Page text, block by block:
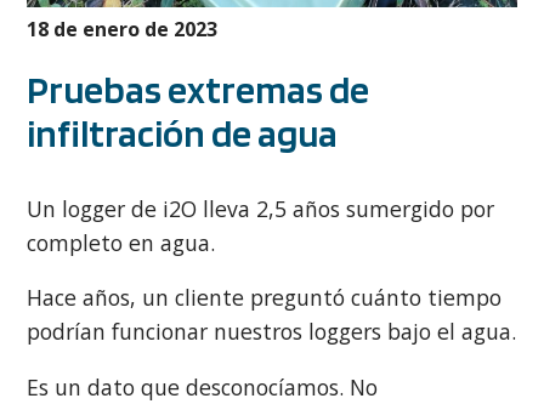
18 de enero de 2023
Pruebas extremas de
infiltración de agua
Un logger de i2O lleva 2,5 años sumergido por
completo en agua.
Hace años, un cliente preguntó cuánto tiempo
podrían funcionar nuestros loggers bajo el agua.
Es un dato que desconocíamos. No